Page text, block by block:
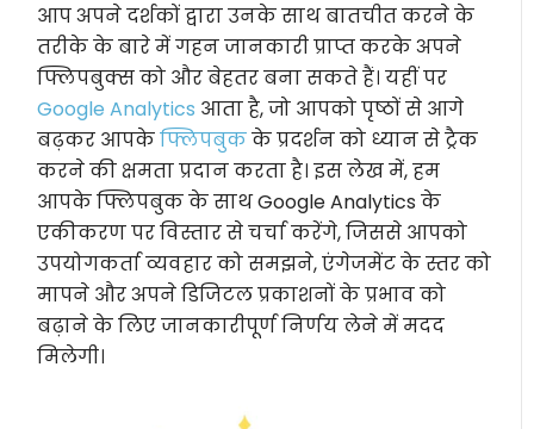
आप अपने दर्शकों द्वारा उनके साथ बातचीत करने के
तरीके के बारे में गहन जानकारी प्राप्त करके अपने
फ्लिपबुक्स को और बेहतर बना सकते हैं। यहीं पर
Google Analytics आता है, जो आपको पृष्ठों से आगे
बढ़कर आपकेफ्लिपबुकके प्रदर्शन को ध्यान से ट्रैक
करने की क्षमता प्रदान करता है। इस लेख में, हम
आपके फ्लिपबुक के साथ Google Analytics के
एकीकरण पर विस्तार से चर्चा करेंगे, जिससे आपको
उपयोगकर्ता व्यवहार को समझने, एंगेजमेंट के स्तर को
मापने और अपने डिजिटल प्रकाशनों के प्रभाव को
बढ़ाने के लिए जानकारीपूर्ण निर्णय लेने में मदद
मिलेगी।